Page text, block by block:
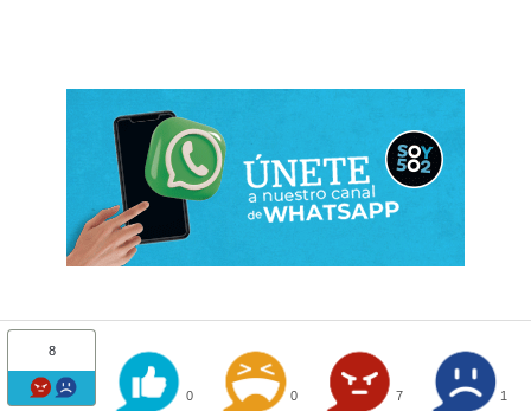
8
0 0 7 1